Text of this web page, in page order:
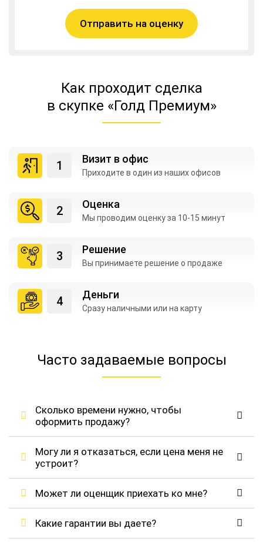
Отправить на оценку
Как проходит сделка
в скупке «Голд Премиум»
Визит в офис
Приходите в один из наших офисов
Оценка
Мы проводим оценкуза 10-15 минут
Решение
Вы принимаете решение о продаже
Деньги
Сразу наличными или на карту
Часто задаваемые вопросы
Сколько времени нужно, чтобы
оформить продажу?
Могу ли я отказаться, если цена меня не
устроит?
Может ли оценщик приехать ко мне?
Какие гарантии вы даете?